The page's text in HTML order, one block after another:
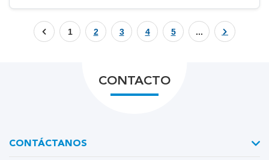
1 2 3 4 5 ...
CONTACTO
CONTÁCTANOS